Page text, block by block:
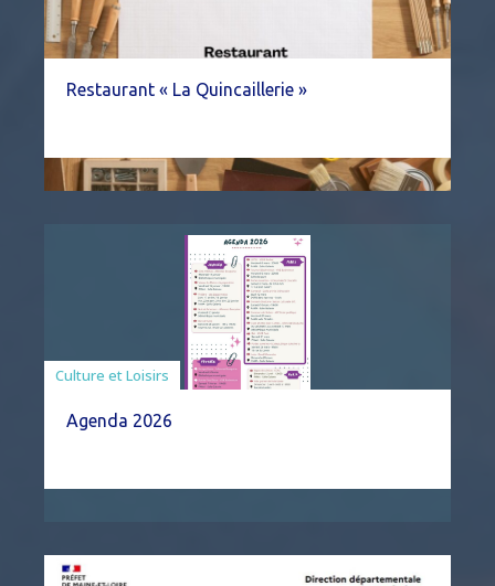
Restaurant « La Quincaillerie »
Associations
Culture et Loisirs
Agenda 2026